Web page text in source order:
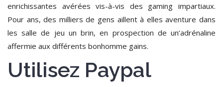
enrichissantes avérées vis-à-vis des gaming impartiaux.
Pour ans, des milliers de gens aillent à elles aventure dans
les salle de jeu un brin, en prospection de un’adrénaline
affermie aux différents bonhomme gains.
Utilisez Paypal